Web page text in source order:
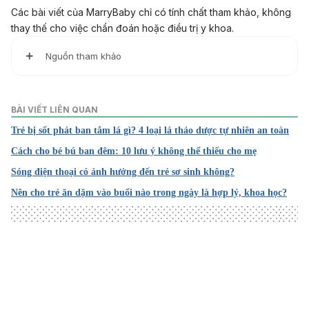
Các bài viết của MarryBaby chỉ có tính chất tham khảo, không
thay thế cho việc chẩn đoán hoặc điều trị y khoa.
Nguồn tham khảo
rb
https://www.ncbi.nlm.nih.gov/pmc/articles/PMC3892533/
2. Fever Management and Medication Dosing
https://www.mottchildren.org/posts/your-child/fever-mana
BÀI VIẾT LIÊN QUAN
Trẻ bị sốt phát ban tắm lá gì? 4 loại lá thảo dược tự nhiên an toàn
Cách cho bé bú ban đêm: 10 lưu ý không thể thiếu cho mẹ
Sóng điện thoại có ảnh hưởng đến trẻ sơ sinh không?
Nên cho trẻ ăn dặm vào buổi nào trong ngày là hợp lý, khoa học?